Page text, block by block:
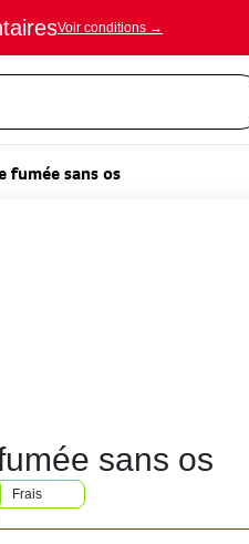
Voir conditions →
fumée sans os
sans os
Frais